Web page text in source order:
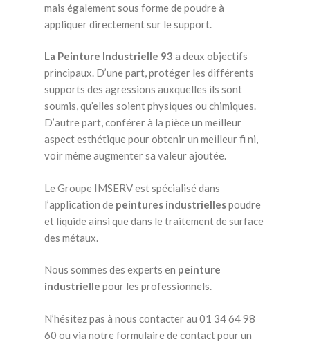
mais également sous forme de poudre à
appliquer directement sur le support.
La Peinture Industrielle 93 a deux objectifs
principaux. D’une part, protéger les différents
supports des agressions auxquelles ils sont
soumis, qu’elles soient physiques ou chimiques.
D’autre part, conférer à la pièce un meilleur
aspect esthétique pour obtenir un meilleur fi ni,
voir même augmenter sa valeur ajoutée.
Le Groupe IMSERV est spécialisé dans
l’application de peintures industriellespoudre
et liquide ainsi que dans le traitement de surface
des métaux.
Nous sommes des experts en peinture
industrielle pour les professionnels.
N’hésitez pas à nous contacter au 01 34 64 98
60 ou via notre formulaire de contact pour un